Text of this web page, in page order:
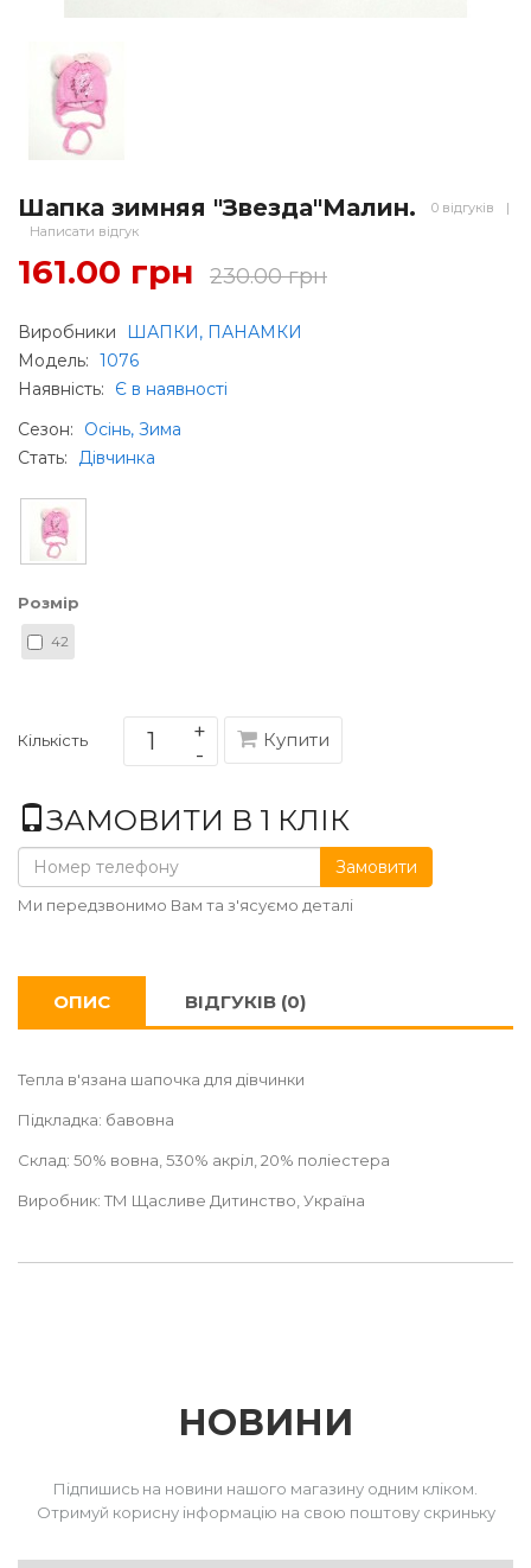
Шапка зимняя "Звезда"Малин. 0 відгуків
|
Написати відгук
161.00 грн 230.00 грн
Виробники
ШАПКИ, ПАНАМКИ
Модель: 1076
Наявність:
Є в наявності
Сезон:
Осінь, Зима
Стать: Дівчинка
Розмір
42
Кількість Купити
ЗАМОВИТИ В 1 КЛІК
Замовити
Ми передзвонимо Вам та з'ясуємо деталі
ОПИС ВІДГУКІВ (0)
Тепла в'язана шапочка для дівчинки
Підкладка: бавовна
Склад: 50% вовна, 530% акріл, 20% поліестера
Виробник: ТМ Щасливе Дитинство, Україна
НОВИНИ
Підпишись на новини нашого магазину одним кліком.
Отримуй корисну інформацію на свою поштову скриньку